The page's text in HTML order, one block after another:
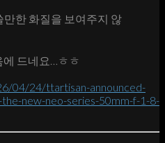
만한 화질을 보여주지 않
에 드네요…ㅎㅎ
04/24/ttartisan-announced-
new-neo-series-50mm-f-1-8-